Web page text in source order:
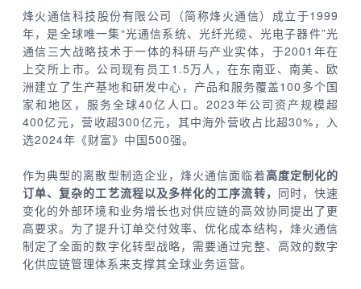
烽火通信科技股份有限公司（简称烽火通信）成立于1999
年，是全球唯一集“光通信系统、光纤光缆、光电子器件”光
通信三大战略技术于一体的科研与产业实体，于2001年在
上交所上市。公司现有员工1.5万人，在东南亚、南美、欧
洲建立了生产基地和研发中心，产品和服务覆盖100多个国
家和地区，服务全球40亿人口。2023年公司资产规模超
400亿元，营收超300亿元，其中海外营收占比超30%，入
选2024年《财富》中国500强。
作为典型的离散型制造企业，烽火通信面临着高度定制化的
订单、复杂的工艺流程以及多样化的工序流转， 同时，快速
变化的外部环境和业务增长也对供应链的高效协同提出了更
高要求。为了提升订单交付效率、优化成本结构，烽火通信
制定了全面的数字化转型战略，需要通过完整、高效的数字
化供应链管理体系来支撑其全球业务运营。